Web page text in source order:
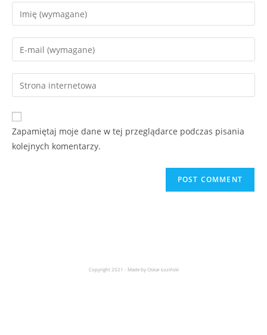
Zapamiętaj moje dane w tej przeglądarce podczas pisania
kolejnych komentarzy.
Copyright 2021 - Made by Oskar Łoziński